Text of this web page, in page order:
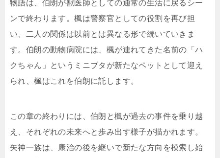
物語は、伯朗が獣医師としての通常の生活に戻るシー
ンで終わります。楓は警察官としての役割を再び担
い、二人の関係は以前とは異なる形で続いていきま
す。伯朗の動物病院には、楓が連れてきた名前の「ハ
クちゃん」というミニブタが新たなペットとして迎え
られ、楓はこれを伯朗に託します。
この章の終わりには、伯朗と楓が過去の事件を乗り越
え、それぞれの未来へと歩み出す様子が描かれます。
矢神一族は、康治の後を継いで新たな方向を模索し始